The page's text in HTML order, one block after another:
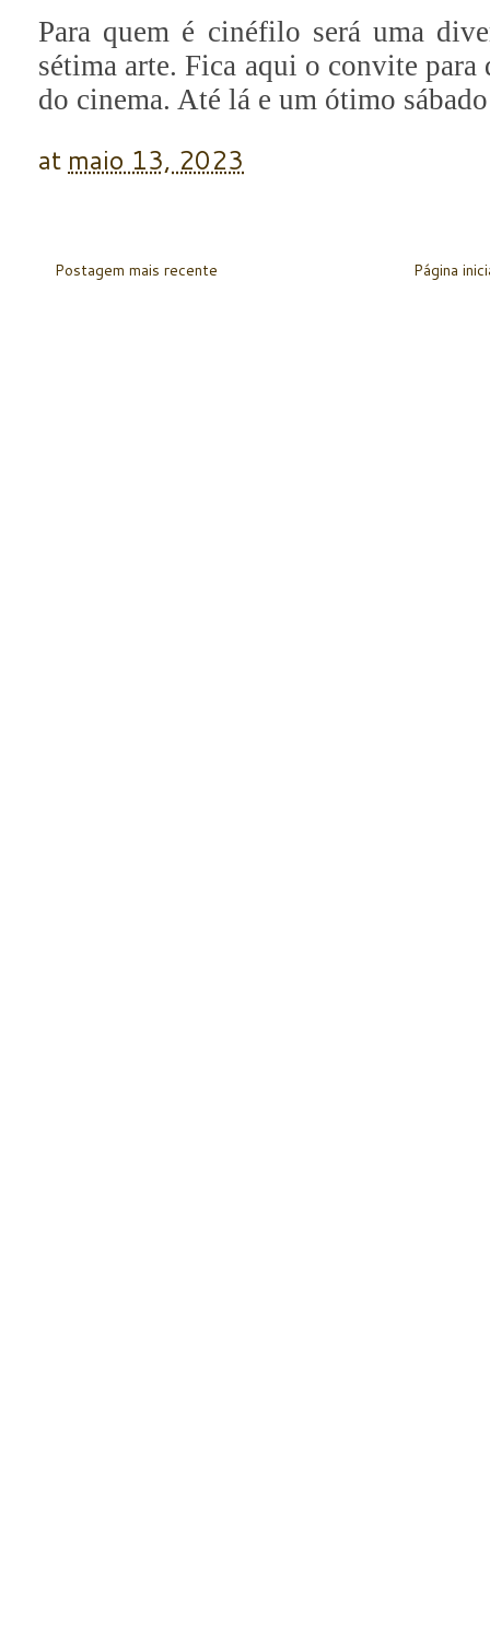
Para quem é cinéfilo será uma
sétima arte. Fica aqui o convite
do cinema. Até lá e um ótimo
at maio 13, 2023
Postagem mais recente Página